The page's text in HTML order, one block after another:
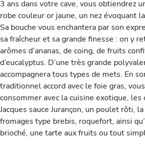
3 ans dans votre cave, vous obtiendrez
robe couleur or jaune, un nez évoquant
Sa bouche vous enchantera par son
sa fraîcheur et sa grande finesse : on y
arômes d’ananas, de coing, de fruits
d’eucalyptus. D’une très grande
accompagnera tous types de mets. En
traditionnel accord avec le foie gras,
consommer avec la cuisine exotique,
Jacques sauce Jurançon, un poulet rôti,
fromages type brebis, roquefort, ainsi
brioché, une tarte aux fruits ou tout